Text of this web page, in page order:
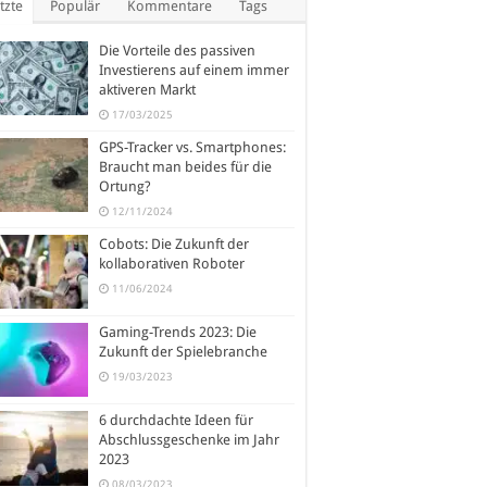
Populär Kommentare Tags
Die Vorteile des passiven
Investierens auf einem immer
aktiveren Markt
17/03/2025
GPS-Tracker vs. Smartphones:
Braucht man beides für die
Ortung?
12/11/2024
Cobots: Die Zukunft der
kollaborativen Roboter
11/06/2024
Gaming-Trends 2023: Die
Zukunft der Spielebranche
19/03/2023
6 durchdachte Ideen für
Abschlussgeschenke im Jahr
2023
08/03/2023